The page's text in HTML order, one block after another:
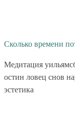
Сколько времени
Медитация
остин ловец снов
эстетика